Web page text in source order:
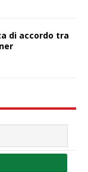
di accordo tra